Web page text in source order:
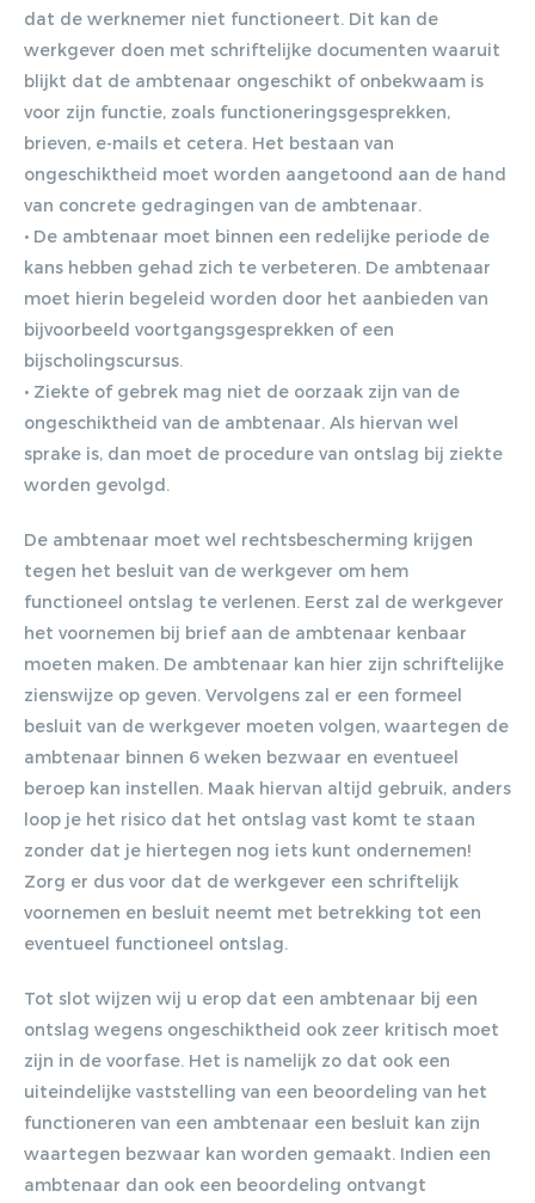
dat de werknemer niet functioneert. Dit kan de
werkgever doen met schriftelijke documenten waaruit
blijkt dat de ambtenaar ongeschikt of onbekwaam is
voor zijn functie, zoals functioneringsgesprekken,
brieven, e-mails et cetera. Het bestaan van
ongeschiktheid moet worden aangetoond aan de hand
van concrete gedragingen van de ambtenaar.
• De ambtenaar moet binnen een redelijke periode de
kans hebben gehad zich te verbeteren. De ambtenaar
moet hierin begeleid worden door het aanbieden van
bijvoorbeeld voortgangsgesprekken of een
bijscholingscursus.
• Ziekte of gebrek mag niet de oorzaak zijn van de
ongeschiktheid van de ambtenaar. Als hiervan wel
sprake is, dan moet de procedure van ontslag bij ziekte
worden gevolgd.
De ambtenaar moet wel rechtsbescherming krijgen
tegen het besluit van de werkgever om hem
functioneel ontslag te verlenen. Eerst zal de werkgever
het voornemen bij brief aan de ambtenaar kenbaar
moeten maken. De ambtenaar kan hier zijn schriftelijke
zienswijze op geven. Vervolgens zal er een formeel
besluit van de werkgever moeten volgen, waartegen de
ambtenaar binnen 6 weken bezwaar en eventueel
beroep kan instellen. Maak hiervan altijd gebruik, anders
loop je het risico dat het ontslag vast komt te staan
zonder dat je hiertegen nog iets kunt ondernemen!
Zorg er dus voor dat de werkgever een schriftelijk
voornemen en besluit neemt met betrekking tot een
eventueel functioneel ontslag.
Tot slot wijzen wij u erop dat een ambtenaar bij een
ontslag wegens ongeschiktheid ook zeer kritisch moet
zijn in de voorfase. Het is namelijk zo dat ook een
uiteindelijke vaststelling van een beoordeling van het
functioneren van een ambtenaar een besluit kan zijn
waartegen bezwaar kan worden gemaakt. Indien een
ambtenaar dan ook een beoordeling ontvangt
magazine
ontvangen
Lorem ipsum dolor sit amet,
consectetur adipiscing elit. Nulla in
vestibulum massa. Fusce eu lacinia
erat, quis ultricies ex. Cras placerat
suscip.